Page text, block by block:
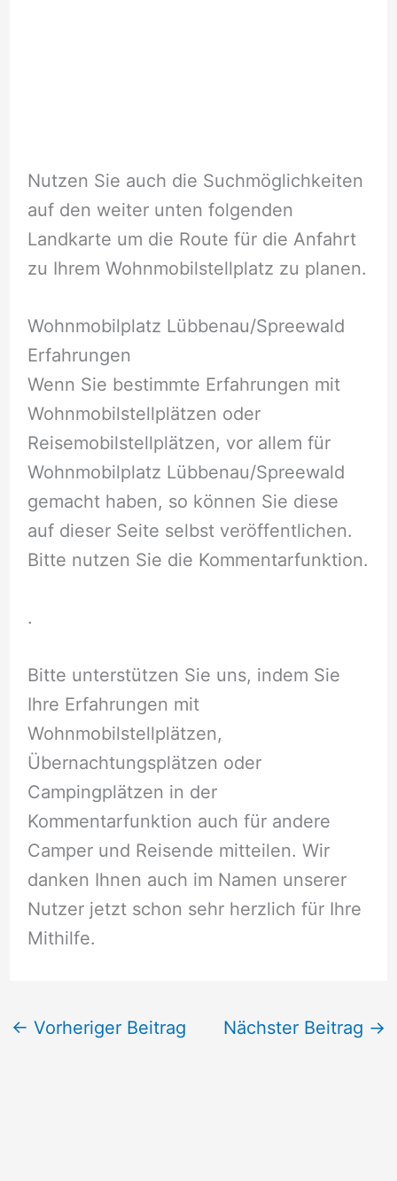
Nutzen Sie auch die Suchmöglichkeiten
auf den weiter unten folgenden
Landkarte um die Route für die Anfahrt
zu Ihrem Wohnmobilstellplatz zu planen.
Wohnmobilplatz Lübbenau/Spreewald
Erfahrungen
Wenn Sie bestimmte Erfahrungen mit
Wohnmobilstellplätzen oder
Reisemobilstellplätzen, vor allem für
Wohnmobilplatz Lübbenau/Spreewald
gemacht haben, so können Sie diese
auf dieser Seite selbst veröffentlichen.
Bitte nutzen Sie die Kommentarfunktion.
.
Bitte unterstützen Sie uns, indem Sie
Ihre Erfahrungen mit
Wohnmobilstellplätzen,
Übernachtungsplätzen oder
Campingplätzen in der
Kommentarfunktion auch für andere
Camper und Reisende mitteilen. Wir
danken Ihnen auch im Namen unserer
Nutzer jetzt schon sehr herzlich für Ihre
Mithilfe.
← Vorheriger Beitrag Nächster Beitrag →